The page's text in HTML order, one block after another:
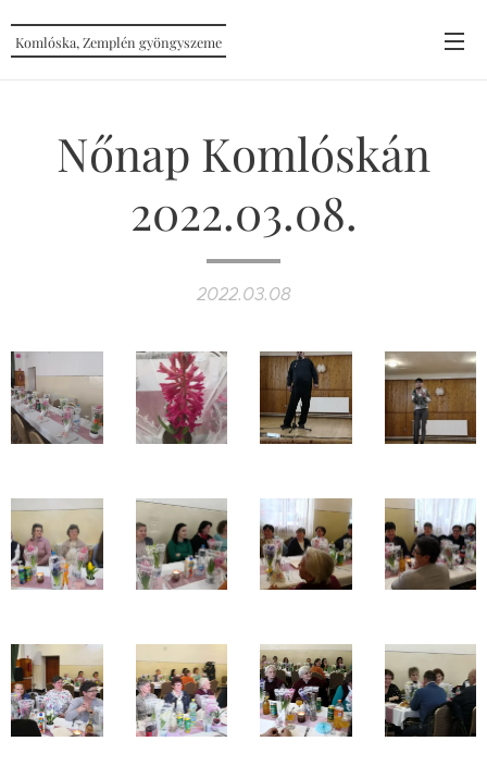
Komlóska, Zemplén gyöngyszeme
Nőnap Komlóskán
2022.03.08.
2022.03.08